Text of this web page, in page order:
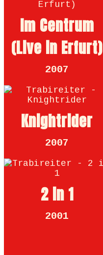
Im Centrum
(Live in Erfurt)
2007
Knightrider
2007
2 in 1
2001